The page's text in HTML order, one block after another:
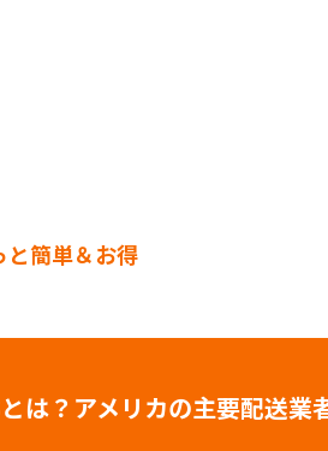
簡単＆お得
は？アメリカの主要配送業